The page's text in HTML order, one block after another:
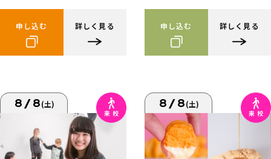
申し込む 詳しく見る 申し込む 詳しく見る
8/8(土) 8/8(土)